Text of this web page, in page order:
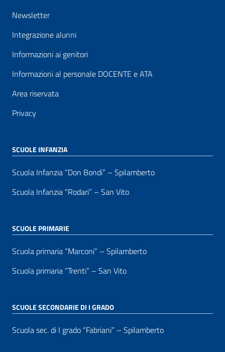
Newsletter
Integrazione alunni
Informazioni ai genitori
Informazioni al personale DOCENTE e ATA
Area riservata
Privacy
SCUOLE INFANZIA
Scuola Infanzia “Don Bondi” – Spilamberto
Scuola Infanzia “Rodari” – San Vito
SCUOLE PRIMARIE
Scuola primaria “Marconi” – Spilamberto
Scuola primaria “Trenti” – San Vito
SCUOLE SECONDARIE DI I GRADO
Scuola sec. di I grado “Fabriani” – Spilamberto